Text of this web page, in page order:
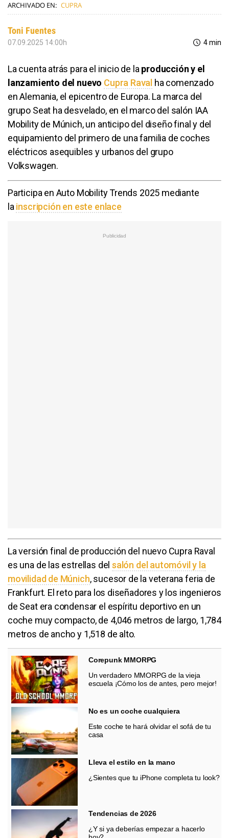
ARCHIVADO EN: CUPRA
Toni Fuentes
07.09.2025 14:00h 4 min
La cuenta atrás para el inicio de la producción y el
lanzamiento del nuevo Cupra Raval ha comenzado
en Alemania, el epicentro de Europa. La marca del
grupo Seat ha desvelado, en el marco del salón IAA
Mobility de Múnich, un anticipo del diseño final y del
equipamiento del primero de una familia de coches
eléctricos asequibles y urbanos del grupo
Volkswagen.
Participa en Auto Mobility Trends 2025 mediante
la inscripción en este enlace
La versión final de producción del nuevo Cupra Raval
es una de las estrellas del salón del automóvil y la
movilidad de Múnich, sucesor de la veterana feria de
Frankfurt. El reto para los diseñadores y los ingenieros
de Seat era condensar el espíritu deportivo en un
coche muy compacto, de 4,046 metros de largo, 1,784
metros de ancho y 1,518 de alto.
Corepunk MMORPG
Un verdadero MMORPG de la vieja
escuela ¡Cómo los de antes, pero mejor!
No es un coche cualquiera
Este coche te hará olvidar el sofá de tu
casa
Lleva el estilo en la mano
¿Sientes que tu iPhone completa tu look?
Tendencias de 2026
¿Y si ya deberías empezar a hacerlo